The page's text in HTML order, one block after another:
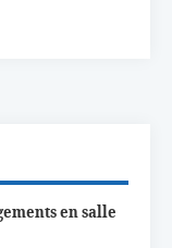
en salle